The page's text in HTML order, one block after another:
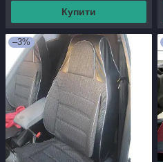
Купити
–3%